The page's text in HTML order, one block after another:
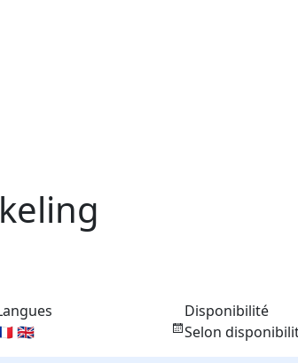
🇬🇧
Disponibilité
Selon